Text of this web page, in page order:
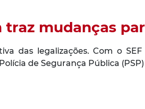
mudanças
das legalizações. Com o
de Segurança Pública (PSP)